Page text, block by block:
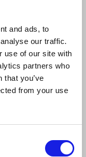
and ads, to
our traffic.
use of our site with
partners who
that you’ve
from your use
dello sviluppo di